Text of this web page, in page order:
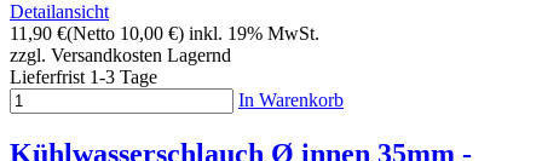
Detailansicht
11,90 €(Netto 10,00 €) inkl. 19% MwSt.
zzgl. Versandkosten Lagernd
Lieferfrist 1-3 Tage
In Warenkorb
Kühlwasserschlauch Ø innen 35mm -